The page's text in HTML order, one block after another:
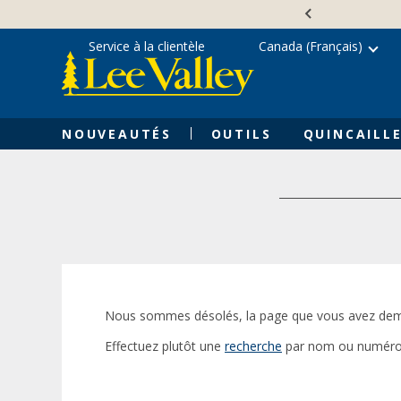
content
NOUVEAUTÉS OUTILS
Service à la clientèle Canada (Français)
Nous sommes désolés, la page que vous avez
Effectuez plutôt une recherche par nom ou